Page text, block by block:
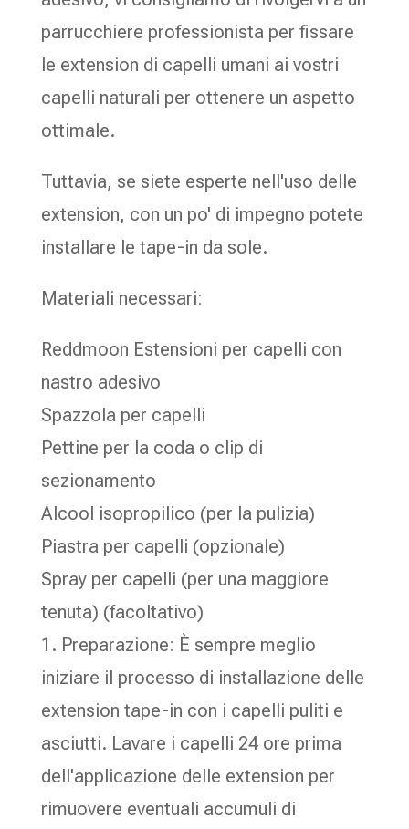
parrucchiere professionista per fissare
le extension di capelli umani ai vostri
capelli naturali per ottenere un aspetto
ottimale.
Tuttavia, se siete esperte nell'uso delle
extension, con un po' di impegno potete
installare le tape-in da sole.
Materiali necessari:
Reddmoon Estensioni per capelli con
nastro adesivo
Spazzola per capelli
Pettine per la coda o clip di
sezionamento
Alcool isopropilico (per la pulizia)
Piastra per capelli (opzionale)
Spray per capelli (per una maggiore
tenuta) (facoltativo)
1. Preparazione: È sempre meglio
iniziare il processo di installazione delle
extension tape-in con i capelli puliti e
asciutti. Lavare i capelli 24 ore prima
dell'applicazione delle extension per
rimuovere eventuali accumuli di